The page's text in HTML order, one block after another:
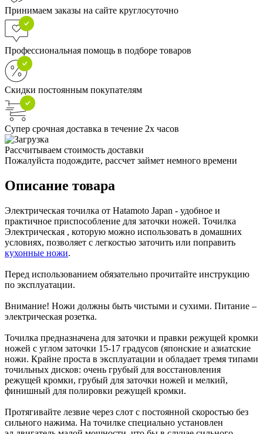
Принимаем заказы на сайте круглосуточно
Профессиональная помощь в подборе товаров
Скидки постоянным покупателям
Супер срочная доставка в течение 2х часов
Рассчитываем стоимость доставки
Пожалуйста подождите, рассчет займет немного времени
Описание товара
Электрическая точилка от Hatamoto Japan - удобное и
практичное приспособление для заточки ножей. Точилка
Электрическая , которую можно использовать в домашних
условиях, позволяет с легкостью заточить или поправить
кухонные ножи.
Перед использованием обязательно прочитайте инструкцию
по эксплуатации.
Внимание! Ножи должны быть чистыми и сухими. Питание –
электрическая розетка.
Точилка предназначена для заточки и правки режущей кромки
ножей с углом заточки 15-17 градусов (японские и азиатские
ножи. Крайне проста в эксплуатации и обладает тремя типами
точильных дисков: очень грубый для восстановления
режущей кромки, грубый для заточки ножей и мелкий,
финишный для полировки режущей кромки.
Протягивайте лезвие через слот с постоянной скоростью без
сильного нажима. На точилке специально установлен